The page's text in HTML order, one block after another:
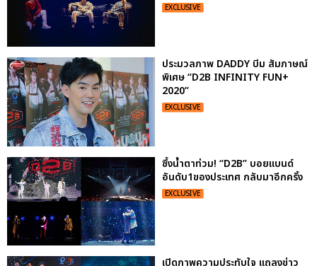
EXCLUSIVE
ประมวลภาพ DADDY บีม สัมภาษณ์
พิเศษ “D2B INFINITY FUN+
2020”
EXCLUSIVE
ซึ้งน้ำตาท่วม! “D2B” บอยแบนด์
อันดับ1ของประเทศ กลับมาอีกครั้ง
EXCLUSIVE
เปิดภาพความประทับใจ แถลงข่าว